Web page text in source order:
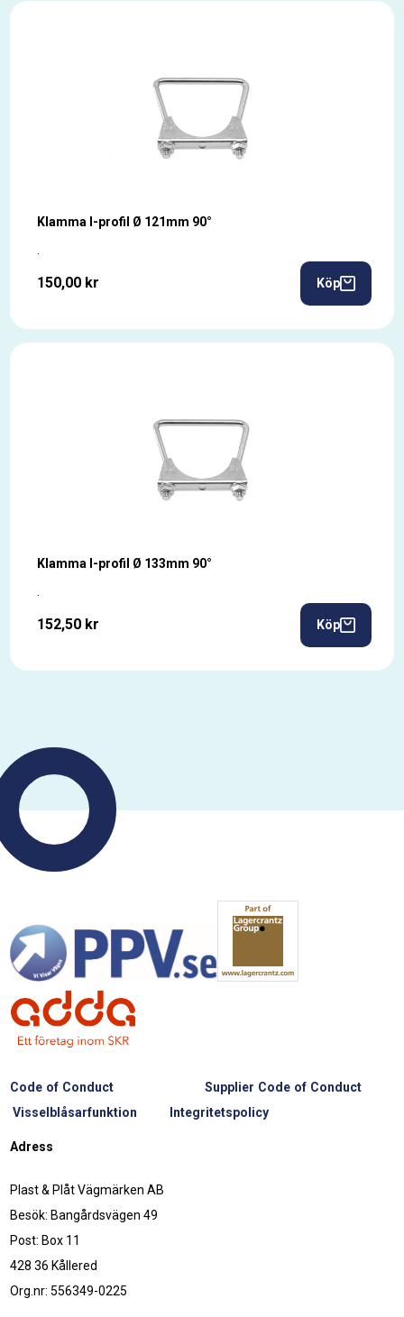
Klamma I-profil Ø 121mm 90°
150,00 kr Köp
Klamma I-profil Ø 133mm 90°
152,50 kr Köp
Code of Conduct
Supplier Code of Conduct
Visselblåsarfunktion
Integritetspolicy
Adress
Plast & Plåt Vägmärken AB
Besök: Bangårdsvägen 49
Post: Box 11
428 36 Kållered
Org.nr: 556349-0225